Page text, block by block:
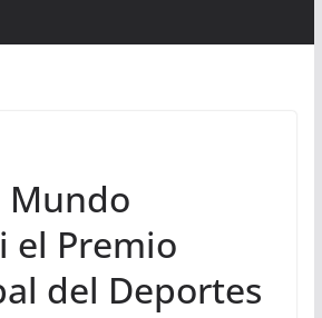
Mundo
el Premio
del Deportes